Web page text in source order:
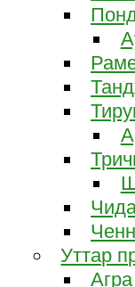
Уттар
Агра